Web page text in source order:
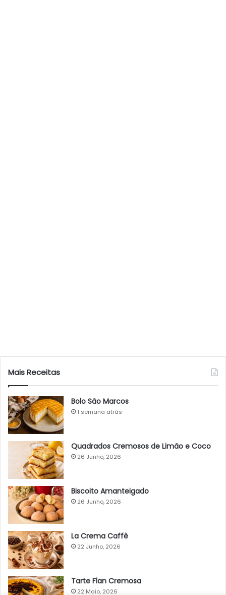
Mais Receitas
Bolo São Marcos
1 semana atrás
Quadrados Cremosos de Limão e Coco
26 Junho, 2026
Biscoito Amanteigado
26 Junho, 2026
La Crema Caffè
22 Junho, 2026
Tarte Flan Cremosa
22 Maio, 2026